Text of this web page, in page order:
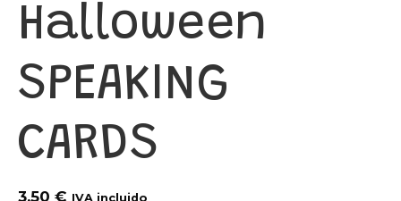
Halloween
SPEAKING
CARDS
3,50 € IVA incluido